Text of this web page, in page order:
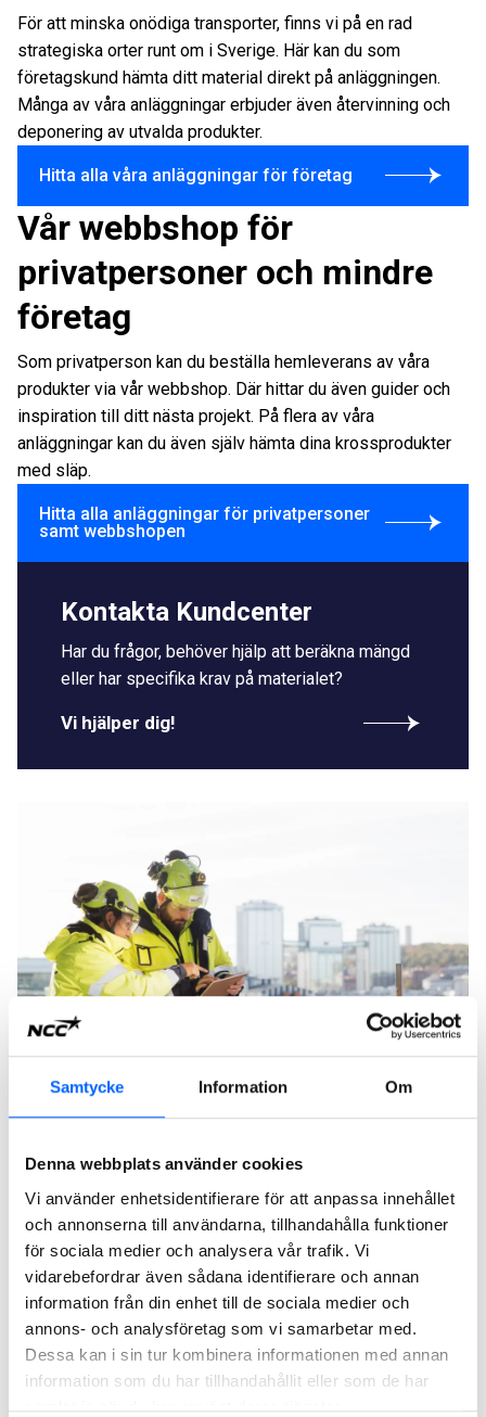
Samtycke Information Om
Denna webbplats använder cookies
Vi använder enhetsidentifierare för att anpassa innehållet
och annonserna till användarna, tillhandahålla funktioner
för sociala medier och analysera vår trafik. Vi
vidarebefordrar även sådana identifierare och annan
information från din enhet till de sociala medier och
annons- och analysföretag som vi samarbetar med.
Dessa kan i sin tur kombinera informationen med annan
information som du har tillhandahållit eller som de har
För att minska onödiga transporter, finns vi på en rad
strategiska orter runt om i Sverige. Här kan du som
företagskund hämta ditt material direkt på anläggningen.
Många av våra anläggningar erbjuder även återvinning och
deponering av utvalda produkter.
Hitta alla våra anläggningar för företag
Vår webbshop för
privatpersoner och mindre
företag
Som privatperson kan du beställa hemleverans av våra
produkter via vår webbshop. Där hittar du även guider och
inspiration till ditt nästa projekt. På flera av våra
anläggningar kan du även själv hämta dina krossprodukter
med släp.
Hitta alla anläggningar för privatpersoner
samt webbshopen
Kontakta Kundcenter
Har du frågor, behöver hjälp att beräkna mängd
eller har specifika krav på materialet?
Vi hjälper dig!
Med oss får du en kompetensdriven och engagerad partner
som erbjuder allt från utvalda tjänster till helhetslösningar
för dina projekt.
Alla våra lösningar och tjänster